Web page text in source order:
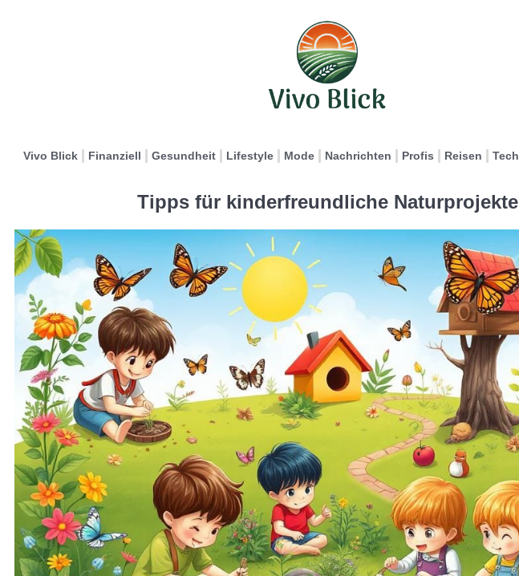
Vivo Blick Finanziell Gesundheit Lifestyle Mode Nachrichten Profis Reisen Tech
Tipps für kinderfreundliche Naturprojekte